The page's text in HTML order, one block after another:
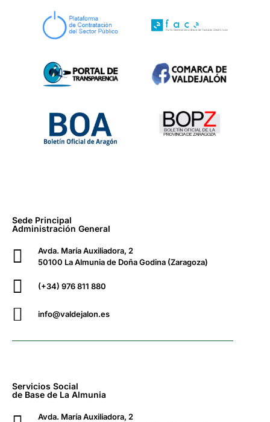
Sede Principal
Administración General
Avda. María Auxiliadora, 2
50100 La Almunia de Doña Godina (Zaragoza)
(+34) 976 811 880
info@valdejalon.es
Servicios Social
de Base de La Almunia
Avda. María Auxiliadora, 2